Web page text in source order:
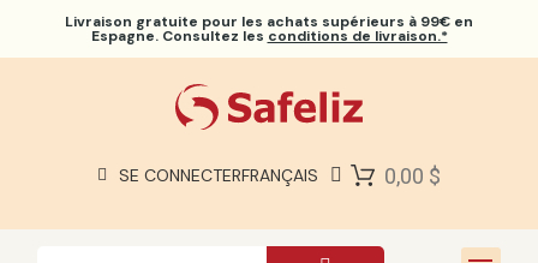
Livraison gratuite pour les achats supérieurs à 99€ en
Espagne. Consultez les conditions de livraison.*
SE CONNECTERFRANÇAIS 0,00 $